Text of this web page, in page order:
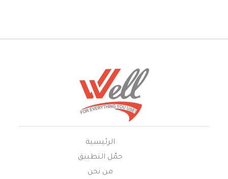
الرئيسية
حمّل التطبيق
من نحن